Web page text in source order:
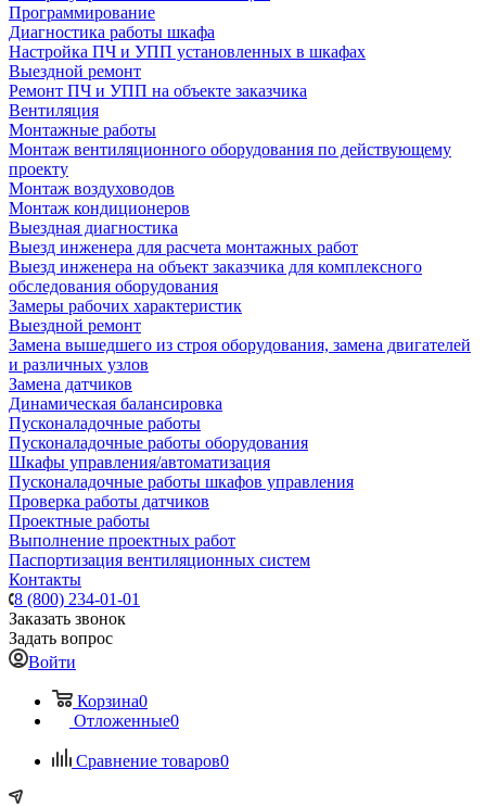
Программирование
Диагностика работы шкафа
Настройка ПЧ и УПП установленных в шкафах
Выездной ремонт
Ремонт ПЧ и УПП на объекте заказчика
Вентиляция
Монтажные работы
Монтаж вентиляционного оборудования по действующему
проекту
Монтаж воздуховодов
Монтаж кондиционеров
Выездная диагностика
Выезд инженера для расчета монтажных работ
Выезд инженера на объект заказчика для комплексного
обследования оборудования
Замеры рабочих характеристик
Выездной ремонт
Замена вышедшего из строя оборудования, замена двигателей
и различных узлов
Замена датчиков
Динамическая балансировка
Пусконаладочные работы
Пусконаладочные работы оборудования
Шкафы управления/автоматизация
Пусконаладочные работы шкафов управления
Проверка работы датчиков
Проектные работы
Выполнение проектных работ
Паспортизация вентиляционных систем
Контакты
8 (800) 234-01-01
Заказать звонок
Задать вопрос
Войти
Корзина0
Отложенные0
Сравнение товаров0